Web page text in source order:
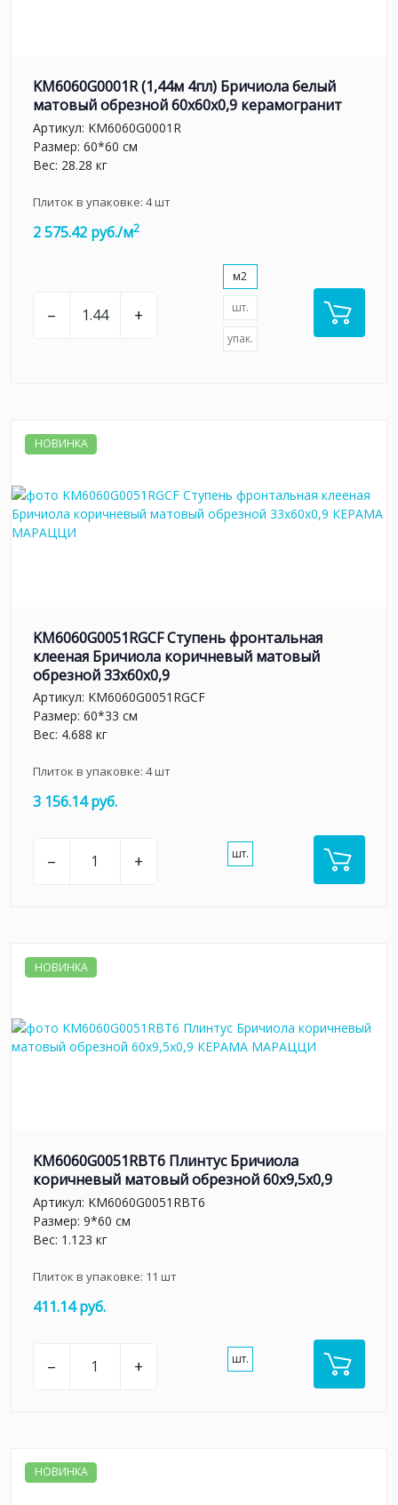
KM6060G0001R (1,44м 4пл) Бричиола белый
матовый обрезной 60x60x0,9 керамогранит
Артикул: KM6060G0001R
Размер: 60*60 см
Вес: 28.28 кг
Плиток в упаковке: 4шт
2 575.42 руб./м2
– +
м2
шт.
упак.
НОВИНКА
KM6060G0051RGCF Ступень фронтальная
клееная Бричиола коричневый матовый
обрезной 33x60x0,9
Артикул: KM6060G0051RGCF
Размер: 60*33 см
Вес: 4.688 кг
Плиток в упаковке: 4шт
3 156.14 руб.
– + шт.
НОВИНКА
KM6060G0051RBT6 Плинтус Бричиола
коричневый матовый обрезной 60x9,5x0,9
Артикул: KM6060G0051RBT6
Размер: 9*60 см
Вес: 1.123 кг
Плиток в упаковке: 11 шт
411.14 руб.
– + шт.
НОВИНКА